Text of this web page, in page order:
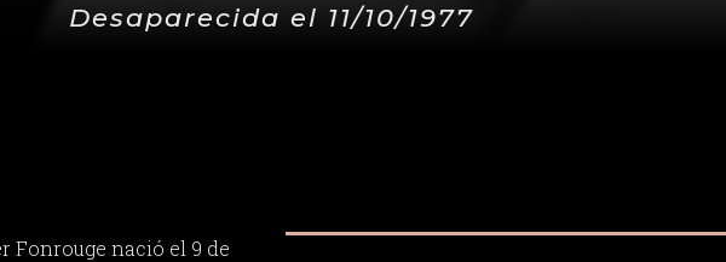
Desaparecida el 11/10/1977
Fonrouge nació el 9 de